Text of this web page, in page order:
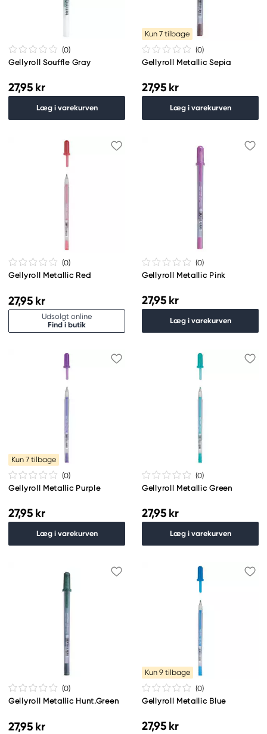
(0)
Gellyroll Souffle Gray
27,95 kr
Læg i varekurven
Kun 7 tilbage
(0)
Gellyroll Metallic Sepia
27,95 kr
Læg i varekurven
(0)
Gellyroll Metallic Red
27,95 kr
Udsolgt online
Find i butik
(0)
Gellyroll Metallic Pink
27,95 kr
Læg i varekurven
Kun 7 tilbage
(0)
Gellyroll Metallic Purple
27,95 kr
Læg i varekurven
(0)
Gellyroll Metallic Green
27,95 kr
Læg i varekurven
(0)
Gellyroll Metallic Hunt.Green
27,95 kr
Kun 9 tilbage
(0)
Gellyroll Metallic Blue
27,95 kr